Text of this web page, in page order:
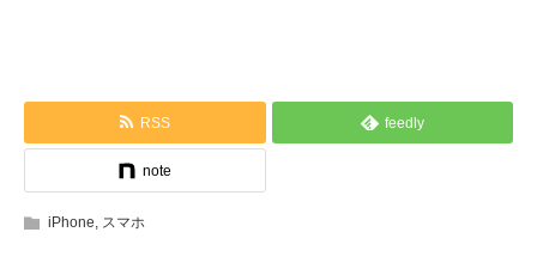
RSS feedly
note
iPhone スマホ